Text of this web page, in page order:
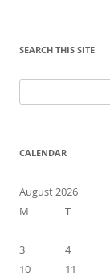
SEARCH THIS SITE
for:
CALENDAR
August 2026
M
T
3
4
10
11